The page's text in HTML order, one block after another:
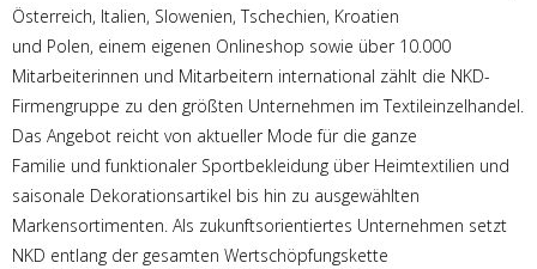
Österreich, Italien, Slowenien, Tschechien, Kroatien
und Polen, einem eigenen Onlineshop sowie über 10.000
Mitarbeiterinnen und Mitarbeitern international zählt die NKD-
Firmengruppe zu den größten Unternehmen im Textileinzelhandel.
Das Angebot reicht von aktueller Mode für die ganze
Familie und funktionaler Sportbekleidung über Heimtextilien und
saisonale Dekorationsartikel bis hin zu ausgewählten
Markensortimenten. Als zukunftsorientiertes Unternehmen setzt
NKD entlang der gesamten Wertschöpfungskette